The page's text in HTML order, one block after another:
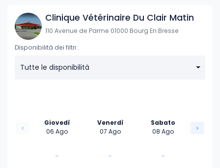
Clinique Vétérinaire Du Clair Matin
110 Avenue de Parme 01000 Bourg En Bresse
Disponibilità dei filtri :
Tutte le disponibilità
Giovedì
06 Ago
-
Venerdì
07 Ago
-
Sabato
08 Ago
-